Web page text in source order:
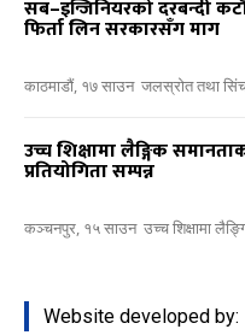
सब–इन्जिनियरको दरबन्दी
फिर्ता लिन सरकारसँग माग
काठमाडौं, १७ साउन
उच्च शिक्षामा लैङ्गिक
प्रतियोगिता सम्पन्न
कञ्चनपुर, १५ साउन उच्च शिक्षामा
Website developed by: